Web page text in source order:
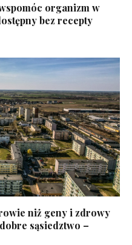
organizm w
bez recepty
niż geny i zdrowy
sąsiedztwo –